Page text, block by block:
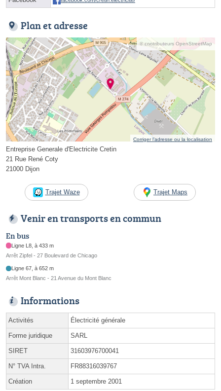
Plan et adresse
© contributeurs OpenStreetMap
Corriger l’adresse ou la localisation
Entreprise Generale d'Electricite Cretin
21 Rue René Coty
21000 Dijon
Trajet Waze Trajet Maps
Venir en transports en commun
En bus
Ligne L8, à 433 m
Arrêt Zipfel - 27 Boulevard de Chicago
Ligne 67, à 652 m
Arrêt Mont Blanc - 21 Avenue du Mont Blanc
Informations
Activités Électricité générale
Forme juridique SARL
SIRET 31603976700041
N° TVA Intra. FR88316039767
Création 1 septembre 2001